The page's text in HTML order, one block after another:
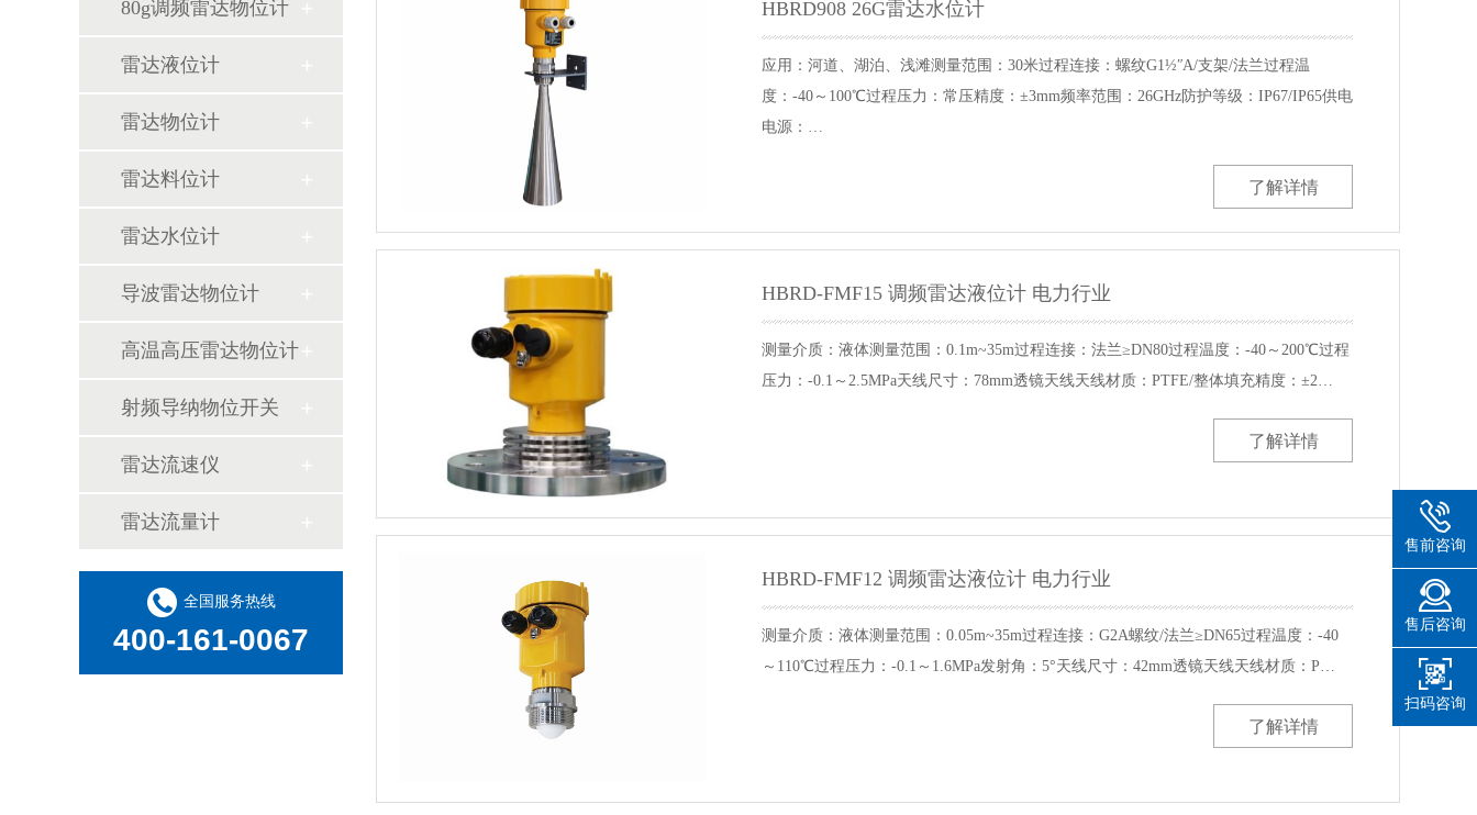
80g调频雷达物位计
雷达液位计
雷达物位计
雷达料位计
雷达水位计
导波雷达物位计
高温高压雷达物位计
射频导纳物位开关
雷达流速仪
雷达流量计
全国服务热线
400-161-0067
HBRD908 26G雷达水位计
应用：河道、湖泊、浅滩测量范围：30米过程连接：螺纹G1½ʺA/支架/法兰过程温
度：-40～100℃过程压力：常压精度：±3mm频率范围：26GHz防护等级：IP67/IP65供电
电源：…
了解详情
HBRD-FMF15 调频雷达液位计 电力行业
测量介质：液体测量范围：0.1m~35m过程连接：法兰≥DN80过程温度：-40～200℃过程
压力：-0.1～2.5MPa天线尺寸：78mm透镜天线天线材质：PTFE/整体填充精度：±2…
了解详情
HBRD-FMF12 调频雷达液位计 电力行业
测量介质：液体测量范围：0.05m~35m过程连接：G2A螺纹/法兰≥DN65过程温度：-40
～110℃过程压力：-0.1～1.6MPa发射角：5°天线尺寸：42mm透镜天线天线材质：P…
了解详情
售前咨询
售后咨询
扫码咨询